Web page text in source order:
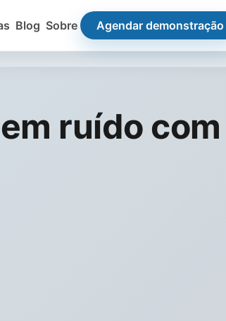
Blog Sobre Agendar demonstração
ruído com